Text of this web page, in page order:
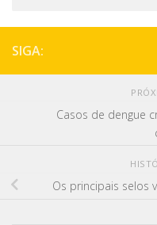
SIGA:
Casos de dengue
Os principais selos